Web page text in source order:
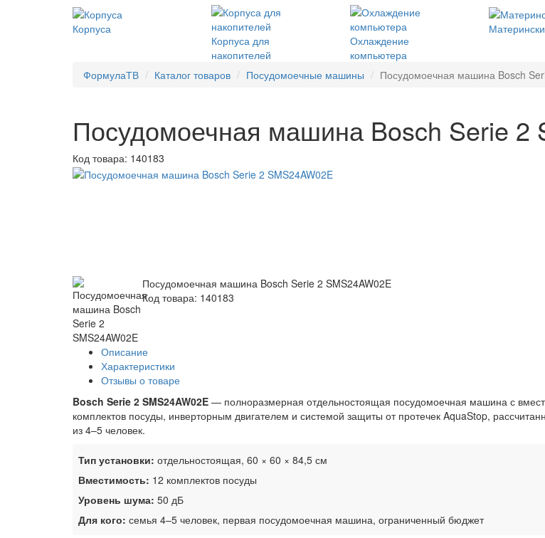
Корпуса
Корпуса для
накопителей
Охлаждение
компьютера
ФормулаТВ Каталог товаров Посудомоечные машины Посудомоечная машина Bosch
Посудомоечная машина Bosch Serie 2
Код товара: 140183
Посудомоечная машина Bosch Serie 2 SMS24AW02E
Код товара: 140183
Описание
Характеристики
Отзывы о товаре
Bosch Serie 2 SMS24AW02E — полноразмерная отдельностоящая посудомоечная машина с
комплектов посуды, инверторным двигателем и системой защиты от протечек AquaStop,
из 4–5 человек.
Тип установки: отдельностоящая, 60 × 60 × 84,5 см
Вместимость: 12 комплектов посуды
Уровень шума: 50 дБ
Для кого: семья 4–5 человек, первая посудомоечная машина, ограниченный бюджет